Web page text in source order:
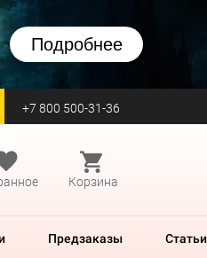
Подробнее
+7 800 500-31-36
Корзина
Предзаказы Статьи